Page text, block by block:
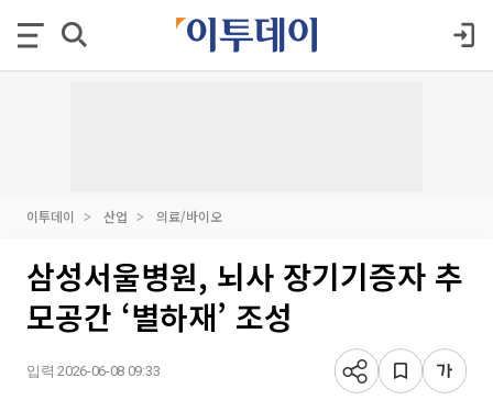
이투데이 산업 의료/바이오
삼성서울병원, 뇌사 장기기증자 추
모공간 ‘별하재’ 조성
입력 2026-06-08 09:33